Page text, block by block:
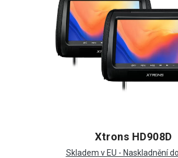
Xtrons HD908D
Skladem v EU - Naskladnění